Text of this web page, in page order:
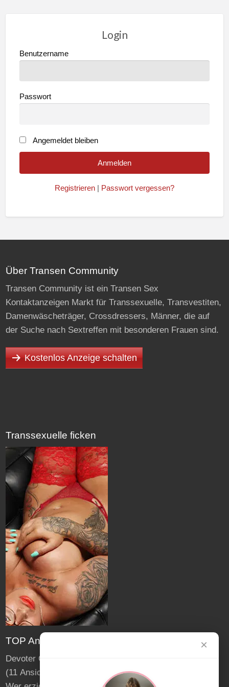
Login
Benutzername
Passwort
Angemeldet bleiben
Registrieren | Passwort vergessen?
Über Transen Community
Transen Community ist ein Transen Sex
Kontaktanzeigen Markt für Transsexuelle, Transvestiten,
Damenwäscheträger, Crossdressers, Männer, die auf
der Suche nach Sextreffen mit besonderen Frauen sind.
Kostenlos Anzeige schalten
Transsexuelle ficken
TOP Anzeigen
Devoter Crossdresser aus Bamberg sucht Dates
(11 Ansichten)
×